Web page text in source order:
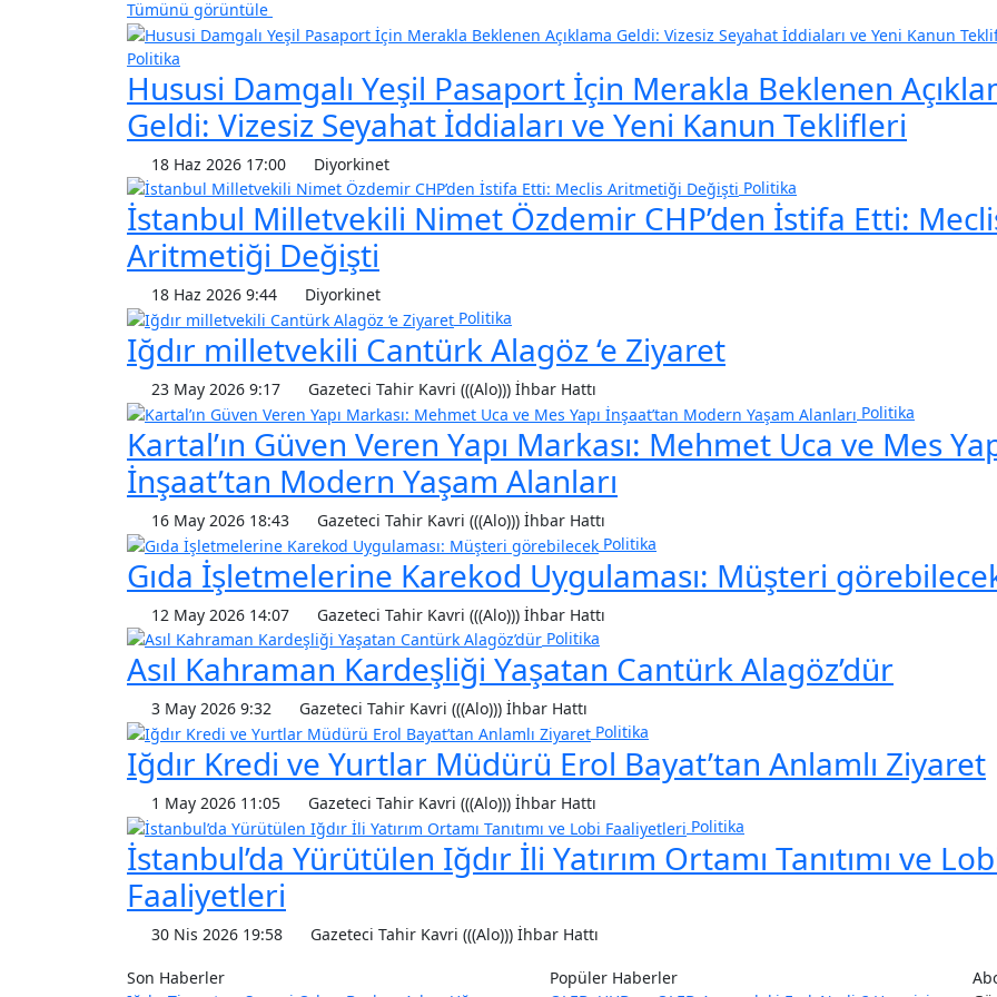
Tümünü görüntüle
Politika
Hususi Damgalı Yeşil Pasaport İçin Merakla Beklenen
Geldi: Vizesiz Seyahat İddiaları ve Yeni Kanun Teklifleri
18 Haz 2026 17:00
Diyorkinet
Politika
İstanbul Milletvekili Nimet Özdemir CHP’den İstifa Etti:
Aritmetiği Değişti
18 Haz 2026 9:44
Diyorkinet
Politika
Iğdır milletvekili Cantürk Alagöz ‘e Ziyaret
23 May 2026 9:17
Gazeteci Tahir Kavri (((Alo))) İhbar Hattı
Politika
Kartal’ın Güven Veren Yapı Markası: Mehmet Uca ve Mes
İnşaat’tan Modern Yaşam Alanları
16 May 2026 18:43
Gazeteci Tahir Kavri (((Alo))) İhbar Hattı
Politika
Gıda İşletmelerine Karekod Uygulaması: Müşteri
12 May 2026 14:07
Gazeteci Tahir Kavri (((Alo))) İhbar Hattı
Politika
Asıl Kahraman Kardeşliği Yaşatan Cantürk Alagöz’dür
3 May 2026 9:32
Gazeteci Tahir Kavri (((Alo))) İhbar Hattı
Politika
Iğdır Kredi ve Yurtlar Müdürü Erol Bayat’tan Anlamlı Ziyaret
1 May 2026 11:05
Gazeteci Tahir Kavri (((Alo))) İhbar Hattı
Politika
İstanbul’da Yürütülen Iğdır İli Yatırım Ortamı Tanıtımı ve
Faaliyetleri
30 Nis 2026 19:58 Gazeteci Tahir Kavri (((Alo))) İhbar Hattı
Son Haberler
Popüler Haberler